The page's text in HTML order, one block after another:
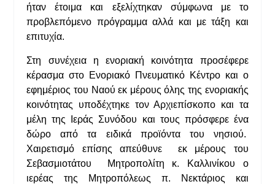
ήταν έτοιμα και εξελίχτηκαν σύμφωνα με το
προβλεπόμενο πρόγραμμα αλλά και με τάξη και
επιτυχία.
Στη συνέχεια η ενοριακή κοινότητα προσέφερε
κέρασμα στο Ενοριακό Πνευματικό Κέντρο και ο
εφημέριος του Ναού εκ μέρους όλης της ενοριακής
κοινότητας υποδέχτηκε τον Αρχιεπίσκοπο και τα
μέλη της Ιεράς Συνόδου και τους πρόσφερε ένα
δώρο από τα ειδικά προϊόντα του νησιού.
Χαιρετισμό επίσης απεύθυνε εκ μέρους του
Σεβασμιοτάτου Μητροπολίτη κ. Καλλινίκου ο
ιερέας της Μητροπόλεως π. Νεκτάριος και